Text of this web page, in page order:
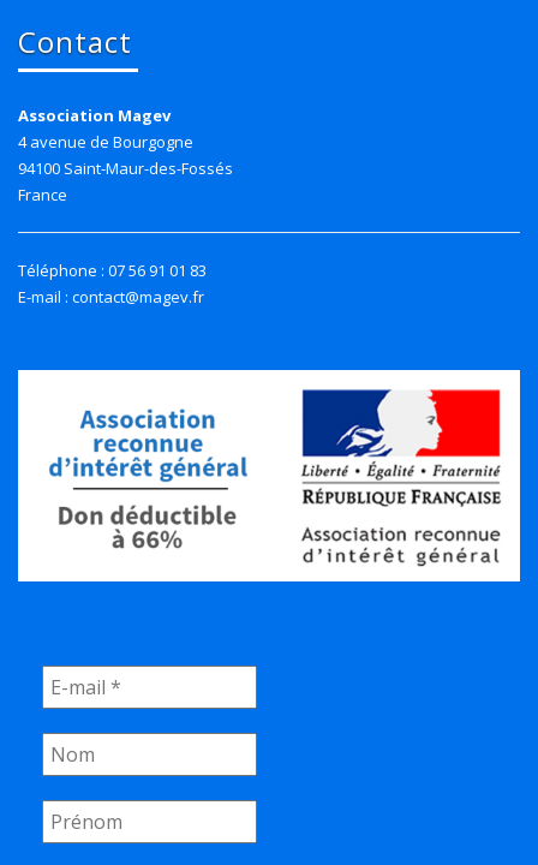
Contact
Association Magev
4 avenue de Bourgogne
94100 Saint-Maur-des-Fossés
France
Téléphone : 07 56 91 01 83
E-mail : contact@magev.fr